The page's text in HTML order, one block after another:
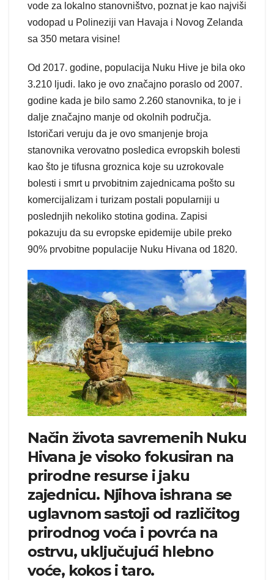
vode za lokalno stanovništvo, poznat je kao najviši
vodopad u Polineziji van Havaja i Novog Zelanda
sa 350 metara visine!
Od 2017. godine, populacija Nuku Hive je bila oko
3.210 ljudi. Iako je ovo značajno poraslo od 2007.
godine kada je bilo samo 2.260 stanovnika, to je i
dalje značajno manje od okolnih područja.
Istoričari veruju da je ovo smanjenje broja
stanovnika verovatno posledica evropskih bolesti
kao što je tifusna groznica koje su uzrokovale
bolesti i smrt u prvobitnim zajednicama pošto su
komercijalizam i turizam postali popularniji u
poslednjih nekoliko stotina godina. Zapisi
pokazuju da su evropske epidemije ubile preko
90% prvobitne populacije Nuku Hivana od 1820.
Način života savremenih Nuku
Hivana je visoko fokusiran na
prirodne resurse i jaku
zajednicu. Njihova ishrana se
uglavnom sastoji od različitog
prirodnog voća i povrća na
ostrvu, uključujući hlebno
voće, kokos i taro.